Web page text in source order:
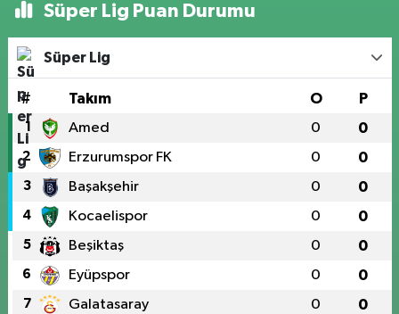
Süper Lig Puan Durumu
Süper Lig
# Takım O P
1 Amed 0 0
2 Erzurumspor FK 0 0
3 Başakşehir 0 0
4 Kocaelispor 0 0
5 Beşiktaş 0 0
6 Eyüpspor 0 0
7 Galatasaray 0 0